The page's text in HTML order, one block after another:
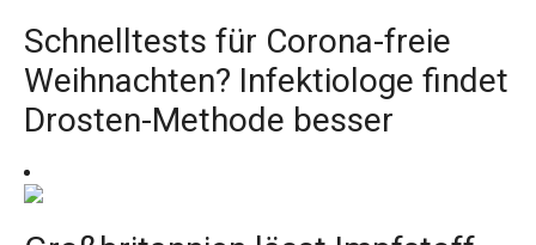
Schnelltests für Corona-freie
Weihnachten? Infektiologe findet
Drosten-Methode besser